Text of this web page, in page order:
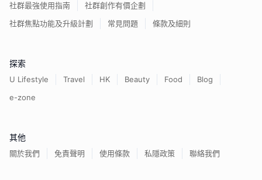
社群最強使用指南
社群創作有價企劃
社群焦點功能及升級計劃
常見問題 條款及細則
探索
U Lifestyle Travel HK Beauty Food
Blog
e-zone
其他
關於我們 免責聲明 使用條款 私隱政策 聯絡我們